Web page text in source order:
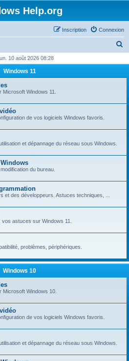
Help.org
Connexion
Inscription
h
r
10 août 2026 08:28
Windows 11
Windows 11.
de vos logiciels Windows favoris.
et dépannage du réseau sous Windows.
du bureau.
et des développeurs. Astuces techniques, ...
astuces sur Windows 11.
problèmes, périphériques.
Windows 10
Windows 10.
de vos logiciels Windows favoris.
et dépannage du réseau sous Windows.